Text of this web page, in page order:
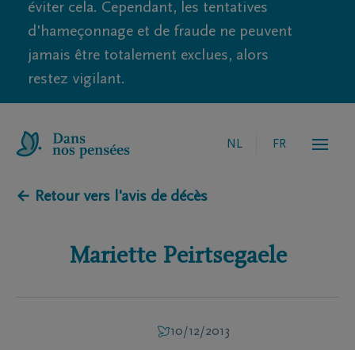
éviter cela. Cependant, les tentatives
d'hameçonnage et de fraude ne peuvent
jamais être totalement exclues, alors
restez vigilant.
NL FR
← Retour vers l'avis de décès
Mariette Peirtsegaele
10/12/2013